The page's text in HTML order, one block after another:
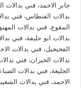
جابر الاحمد، فني
بدالات الفنطاس، فني
المقوع، فني بدالات
بدالات ابو حليفة، فني
الفحيحيل، فني بدالات
بدالات الخيران، فني
الجليعة، فني بدالات
الاحمد، فني بدالات